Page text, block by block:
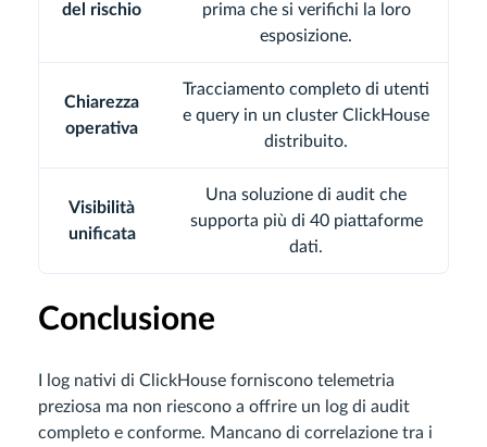
del rischio
prima che si verifichi la loro
esposizione.
Chiarezza
operativa
Tracciamento completo di utenti
e query in un cluster ClickHouse
distribuito.
Visibilità
unificata
Una soluzione di audit che
supporta più di 40 piattaforme
dati.
Conclusione
I log nativi di ClickHouse forniscono telemetria
preziosa ma non riescono a offrire un log di audit
completo e conforme. Mancano di correlazione tra i